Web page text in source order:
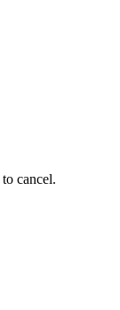
to cancel.